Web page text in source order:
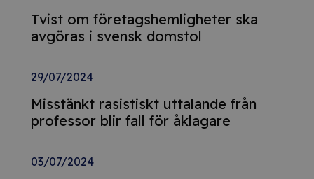
Tvist om företagshemligheter ska
avgöras i svensk domstol
29/07/2024
Misstänkt rasistiskt uttalande från
professor blir fall för åklagare
03/07/2024